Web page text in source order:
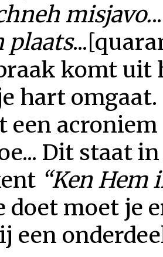
misjavo.
plaats
komt uit
hart omgaat.
een acroniem
Dit staat
“Ken Hem
doet moet je
een